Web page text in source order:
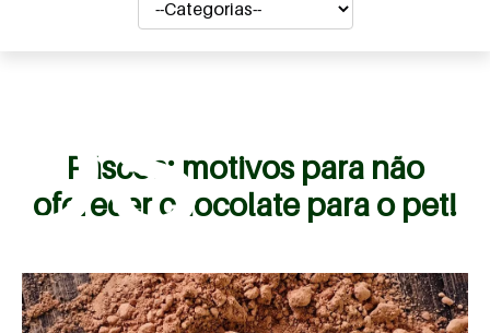
Páscoa: motivos para não
oferecer chocolate para o pet!